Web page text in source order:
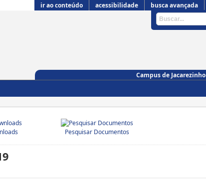
busca avançada
acessibilidade
ir ao conteúdo
Campus de Jacarezinho
Pesquisar Documentos